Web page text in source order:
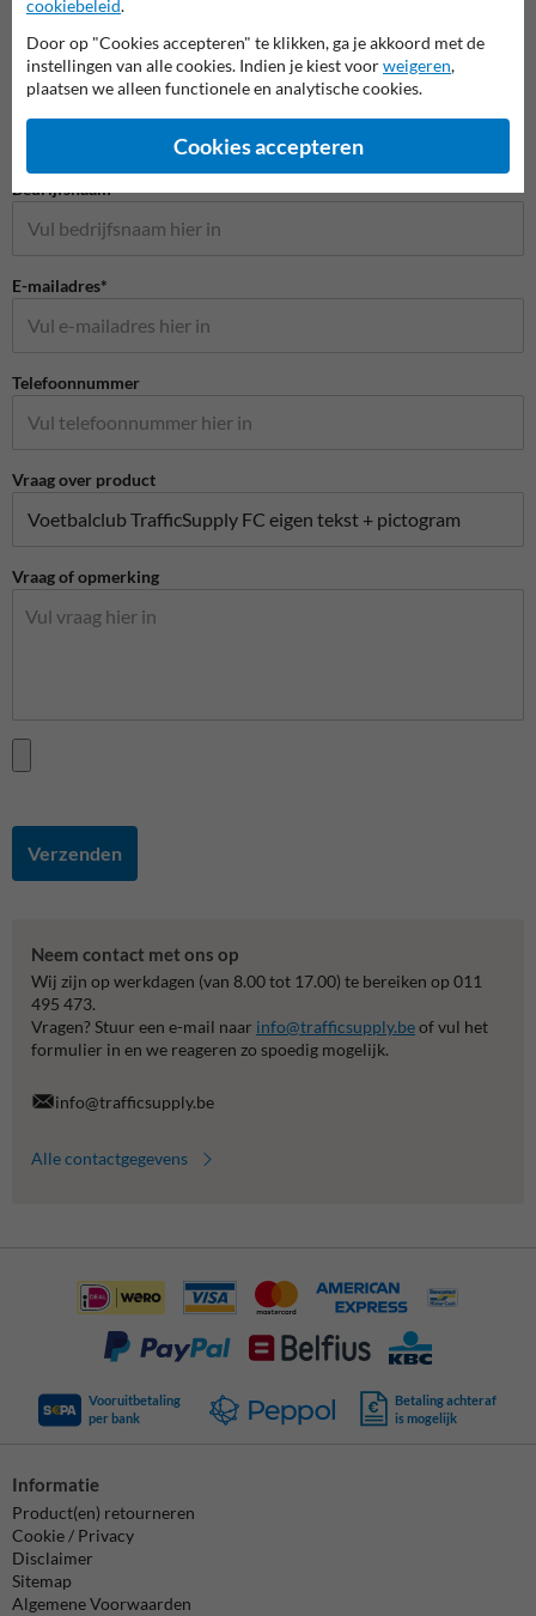
Stel je vraag aan Huisnummerpaal.be
Naam*
Bedrijfsnaam
E-mailadres*
Telefoonnummer
Vraag over product
Vraag of opmerking
Verzenden
Neem contact met ons op
Wij zijn op werkdagen (van 8.00 tot 17.00) te bereiken op 011
495 473.
Vragen? Stuur een e-mail naar info@trafficsupply.beof vul het
formulier in en we reageren zo spoedig mogelijk.
info@trafficsupply.be
Alle contactgegevens
Vooruitbetaling
per bank
Betaling achteraf
is mogelijk
Informatie
Product(en) retourneren
Cookie / Privacy
Disclaimer
Sitemap
Algemene Voorwaarden
cookiebeleid.
Door op "Cookies accepteren" te klikken, ga je akkoord met de
instellingen van alle cookies. Indien je kiest voorweigeren,
plaatsen we alleen functionele en analytische cookies.
Cookies accepteren